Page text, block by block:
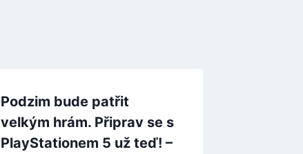
Podzim bude patřit
velkým hrám. Připrav se s
PlayStationem 5 už teď! –